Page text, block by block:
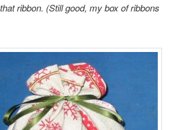
ribbon. (Still good, my box of ribbons